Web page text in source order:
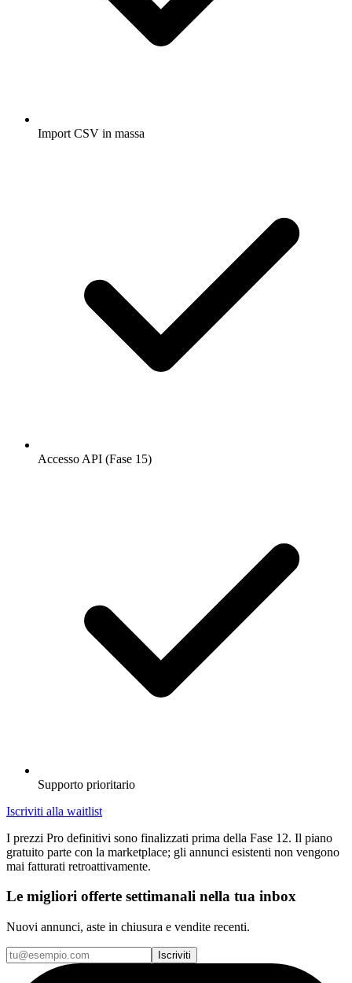
Import CSV in massa
Accesso API (Fase 15)
Supporto prioritario
Iscriviti alla waitlist
I prezzi Pro definitivi sono finalizzati prima della Fase 12. Il piano
gratuito parte con la marketplace; gli annunci esistenti non vengono
mai fatturati retroattivamente.
Le migliori offerte settimanali nella tua inbox
Nuovi annunci, aste in chiusura e vendite recenti.
Iscriviti